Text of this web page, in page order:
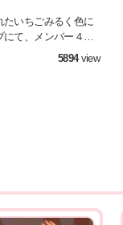
たいちごみるく色に
にて、メンバー４人
しました。 ライブ
う、新規同然の私
5894view